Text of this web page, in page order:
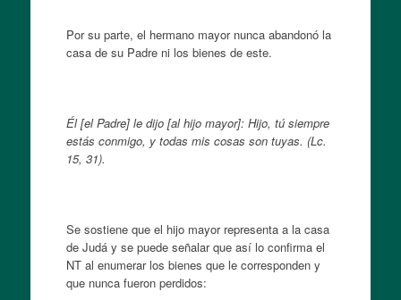
Por su parte, el hermano mayor nunca abandonó la
casa de su Padre ni los bienes de este.
Él [el Padre] le dijo [al hijo mayor]: Hijo, tú siempre
estás conmigo, y todas mis cosas son tuyas. (Lc.
15, 31).
Se sostiene que el hijo mayor representa a la casa
de Judá y se puede señalar que así lo confirma el
NT al enumerar los bienes que le corresponden y
que nunca fueron perdidos: